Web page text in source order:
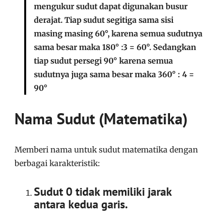
mengukur sudut dapat digunakan busur
derajat. Tiap sudut segitiga sama sisi
masing masing 60°, karena semua sudutnya
sama besar maka 180° :3 = 60°. Sedangkan
tiap sudut persegi 90° karena semua
sudutnya juga sama besar maka 360° : 4 =
90°
Nama Sudut (Matematika)
Memberi nama untuk sudut matematika dengan
berbagai karakteristik:
Sudut 0 tidak memiliki jarak
antara kedua garis.